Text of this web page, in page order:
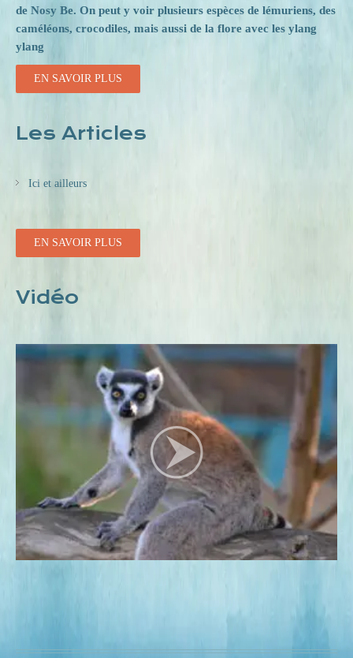
de Nosy Be. On peut y voir plusieurs espèces de lémuriens, des
caméléons, crocodiles, mais aussi de la flore avec les ylang
ylang
EN SAVOIR PLUS
Les Articles
Ici et ailleurs
EN SAVOIR PLUS
Vidéo